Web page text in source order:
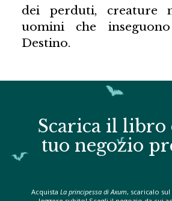
dei perduti, creature
uomini che
Destino.
Scarica il libro
tuo negozio
Acquista La principessa di Axum, scaricalo